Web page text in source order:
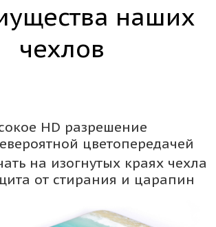
наших
чехлов
HD разрешение
цветопередачей
на изогнутых краях чехла
от стирания и царапин